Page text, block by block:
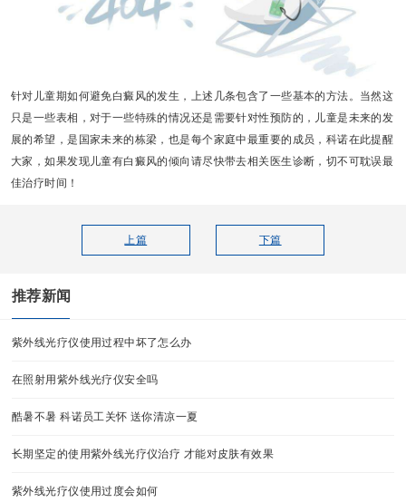
针对儿童期如何避免白癜风的发生，上述几条包含了一些基本的方法。当然这
只是一些表相，对于一些特殊的情况还是需要针对性预防的，儿童是未来的发
展的希望，是国家未来的栋梁，也是每个家庭中最重要的成员，科诺在此提醒
大家，如果发现儿童有白癜风的倾向请尽快带去相关医生诊断，切不可耽误最
佳治疗时间！
上篇 下篇
推荐新闻
紫外线光疗仪使用过程中坏了怎么办
在照射用紫外线光疗仪安全吗
酷暑不暑 科诺员工关怀 送你清凉一夏
长期坚定的使用紫外线光疗仪治疗 才能对皮肤有效果
紫外线光疗仪使用过度会如何